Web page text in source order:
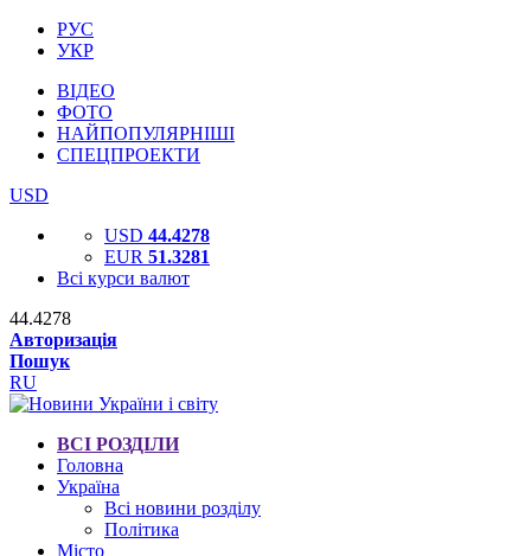
РУС
УКР
ВІДЕО
ФОТО
НАЙПОПУЛЯРНІШІ
СПЕЦПРОЕКТИ
USD
USD 44.4278
EUR 51.3281
Всі курси валют
44.4278
Авторизація
Пошук
RU
ВСІ РОЗДІЛИ
Головна
Україна
Всі новини розділу
Політика
Місто